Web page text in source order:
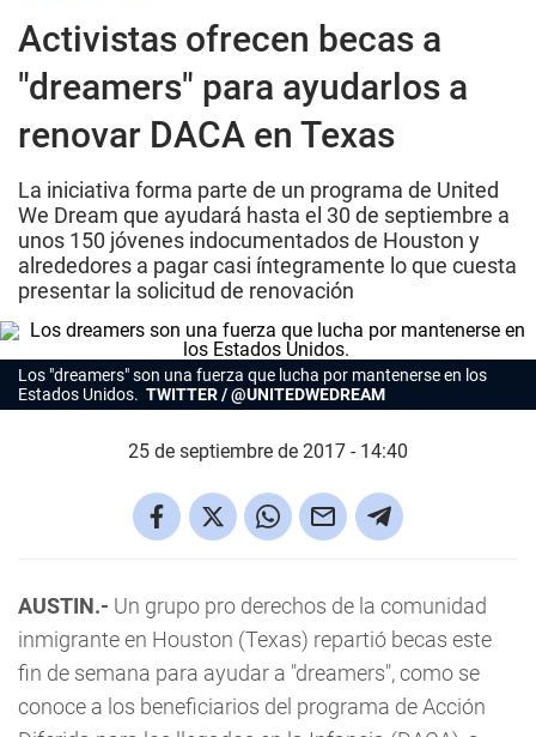
Activistas ofrecen becas a
"dreamers" para ayudarlos a
renovar DACA en Texas
La iniciativa forma parte de un programa de United
We Dream que ayudará hasta el 30 de septiembre a
unos 150 jóvenes indocumentados de Houston y
alrededores a pagar casi íntegramente lo que cuesta
presentar la solicitud de renovación
Los "dreamers" son una fuerza que lucha por mantenerse en los
Estados Unidos. TWITTER / @UNITEDWEDREAM
25 de septiembre de 2017 - 14:40
AUSTIN.- Un grupo pro derechos de la comunidad
inmigrante en Houston (Texas) repartió becas este
fin de semana para ayudar a "dreamers", como se
conoce a los beneficiarios del programa de Acción